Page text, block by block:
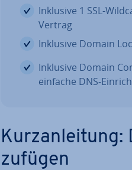
Inklusive 1 SSL-
Vertrag
Inklusive Domain
Inklusive Domain
einfache DNS-
zu­fü­gen